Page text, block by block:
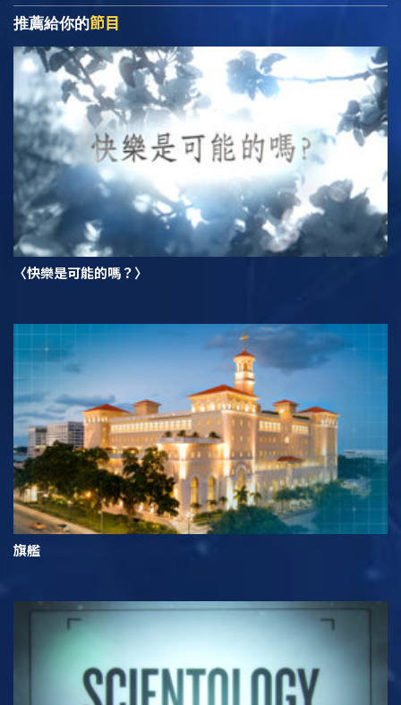
推薦給你的節目
〈快樂是可能的嗎？〉
旗艦